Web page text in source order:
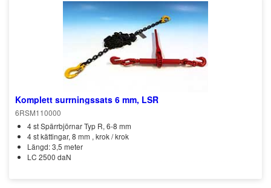
Komplett surrningssats 6 mm, LSR
6RSM110000
4 st Spärrbjörnar Typ R, 6-8 mm
4 st kättingar, 8 mm , krok / krok
Längd: 3,5 meter
LC 2500 daN